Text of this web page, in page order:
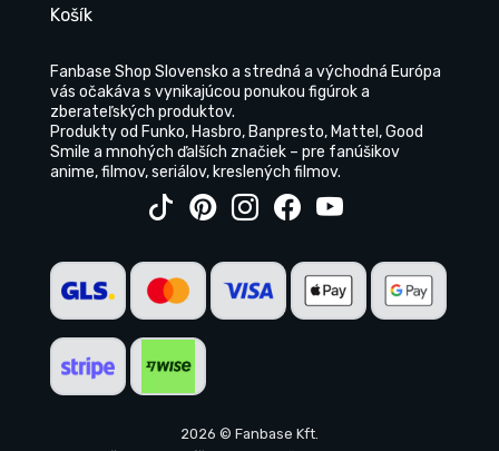
Košík
Fanbase Shop Slovensko a stredná a východná Európa
vás očakáva s vynikajúcou ponukou figúrok a
zberateľských produktov.
Produkty od Funko, Hasbro, Banpresto, Mattel, Good
Smile a mnohých ďalších značiek – pre fanúšikov
anime, filmov, seriálov, kreslených filmov.
2026 © Fanbase Kft.